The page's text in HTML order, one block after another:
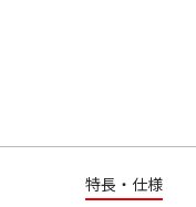
特長・仕様